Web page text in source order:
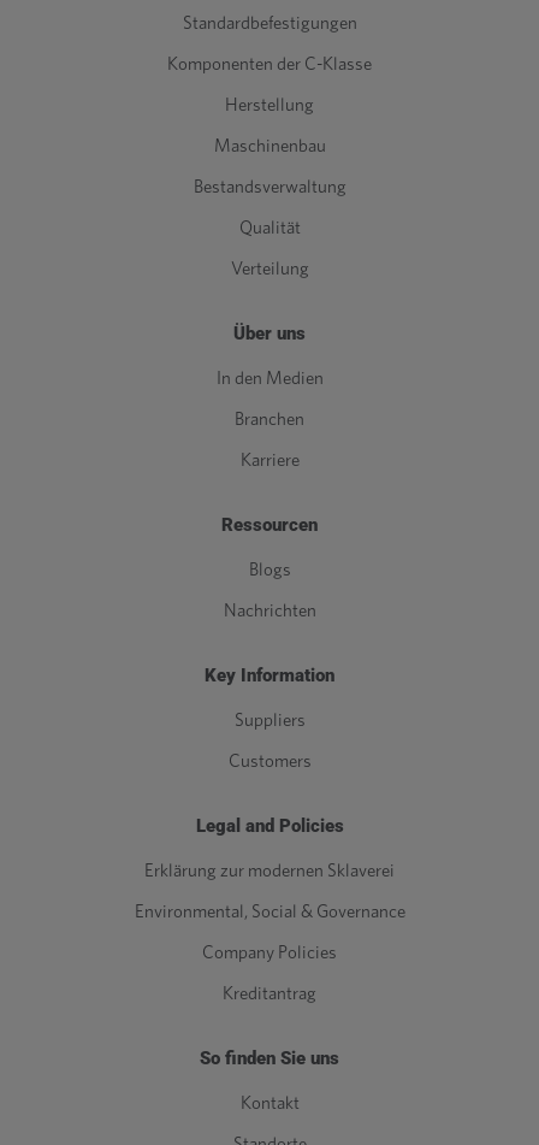
Standardbefestigungen
Komponenten der C-Klasse
Herstellung
Maschinenbau
Bestandsverwaltung
Qualität
Verteilung
Über uns
In den Medien
Branchen
Karriere
Ressourcen
Blogs
Nachrichten
Key Information
Suppliers
Customers
Legal and Policies
Erklärung zur modernen Sklaverei
Environmental, Social & Governance
Company Policies
Kreditantrag
So finden Sie uns
Kontakt